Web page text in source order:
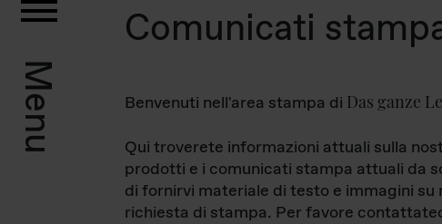
Menu
Comunicati
Benvenuti nell'area stampa di Das ganze
Qui troverete informazioni attuali sulla
prodotti e i comunicati stampa attuali da
di fornirvi materiale di testo e immagini su
richiesta di stampa. Per favore